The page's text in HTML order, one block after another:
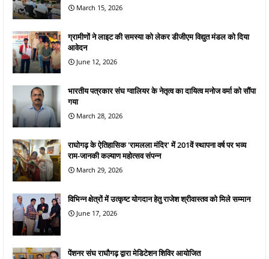
March 15, 2026
ग्रामीणों ने लाइट की समस्या को लेकर डीजीएम विद्युत मंडल को दिया
आवेदन
June 12, 2026
भारतीय पत्रकार संघ ग्वालियर के नेतृत्व का दायित्व मनोज वर्मा को सौंपा
गया
March 28, 2026
राघोगढ़ के ऐतिहासिक 'रामलला मंदिर' में 201वें स्थापना वर्ष पर भव्य
राम-जानकी कल्याण महोत्सव संपन्न
March 29, 2026
विभिन्न क्षेत्रों में उत्कृष्ट योगदान हेतु राजेश श्रीवास्तव को मिले सम्मान
June 17, 2026
पेंशनर संघ राघौगढ़ द्वारा मेडिटेशन शिविर आयोजित